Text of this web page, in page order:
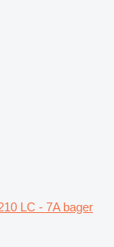
LC - 7A bager